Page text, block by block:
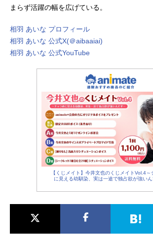
まらず活躍の幅を広げている。
相羽 あいな プロフィール
相羽 あいな 公式X(＠aibaaiai)
相羽 あいな 公式YouTube
【くじメイト】今井文也のくじメイトVol.4～
に見える幼馴染、実は一途で独占欲が強いん